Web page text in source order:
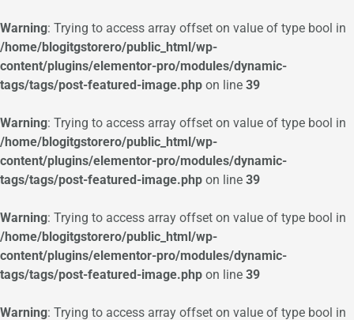
Warning: Trying to access array offset on value of type bool in
/home/blogitgstorero/public_html/wp-
content/plugins/elementor-pro/modules/dynamic-
tags/tags/post-featured-image.php on line 39
Warning: Trying to access array offset on value of type bool in
/home/blogitgstorero/public_html/wp-
content/plugins/elementor-pro/modules/dynamic-
tags/tags/post-featured-image.php on line 39
Warning: Trying to access array offset on value of type bool in
/home/blogitgstorero/public_html/wp-
content/plugins/elementor-pro/modules/dynamic-
tags/tags/post-featured-image.php on line 39
Warning: Trying to access array offset on value of type bool in